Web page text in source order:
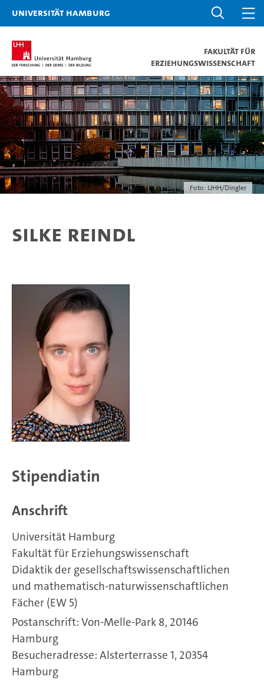
Universität Hamburg
Fakultät für
Erziehungswissenschaft
Foto: UHH/Dingler
Silke Reindl
Stipendiatin
Anschrift
Universität Hamburg
Fakultät für Erziehungswissenschaft
Didaktik der gesellschaftswissenschaftlichen
und mathematisch-naturwissenschaftlichen
Fächer (EW 5)
Postanschrift: Von-Melle-Park 8, 20146
Hamburg
Besucheradresse: Alsterterrasse 1, 20354
Hamburg